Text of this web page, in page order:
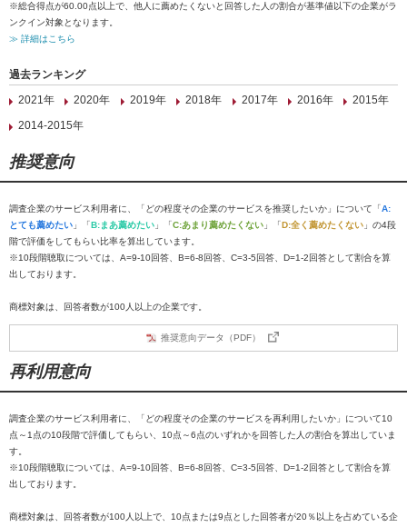
※総合得点が60.00点以上で、他人に薦めたくないと回答した人の割合が基準値以下の企業がラ
ンクイン対象となります。
≫ 詳細はこちら
過去ランキング
2021年
2020年 2019年 2018年 2017年 2016年
2015年
2014-2015年
推奨意向
調査企業のサービス利用者に、「どの程度その企業のサービスを推奨したいか」について「A:
とても薦めたい 」「B:まあ薦めたい 」「C:あまり薦めたくない 」「D:全く薦めたくない 」の4段
階で評価をしてもらい比率を算出しています。
※10段階聴取については、A=9-10回答、B=6-8回答、C=3-5回答、D=1-2回答として割合を算
出しております。
商標対象は、回答者数が100人以上の企業です。
推奨意向データ（PDF）
再利用意向
調査企業のサービス利用者に、「どの程度その企業のサービスを再利用したいか」について10
点～1点の10段階で評価してもらい、10点～6点のいずれかを回答した人の割合を算出していま
す。
※10段階聴取については、A=9-10回答、B=6-8回答、C=3-5回答、D=1-2回答として割合を算
出しております。
商標対象は、回答者数が100人以上で、10点または9点とした回答者が20％以上を占めている企